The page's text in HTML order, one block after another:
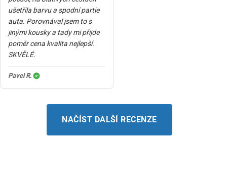
ušetřila barvu a spodní partie
auta. Porovnával jsem to s
jinými kousky a tady mi přijde
poměr cena kvalita nejlepší.
SKVĚLÉ.
Pavel R.
NAČÍST DALŠÍ RECENZE